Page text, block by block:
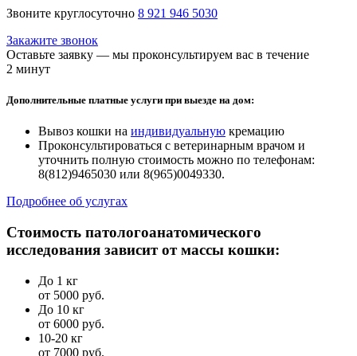
Звоните круглосуточно 8 921 946 5030
Закажите звонок
Оставьте заявку — мы проконсультируем вас в течение
2 минут
Дополнительные платные услуги при выезде на дом:
Вывоз кошки на индивидуальную кремацию
Проконсультироваться с ветеринарным врачом и
уточнить полную стоимость можно по телефонам:
8(812)9465030 или 8(965)0049330.
Подробнее об услугах
Стоимость патологоанатомического
исследования зависит от массы кошки:
До 1 кг
от 5000 руб.
До 10 кг
от 6000 руб.
10-20 кг
от 7000 руб.